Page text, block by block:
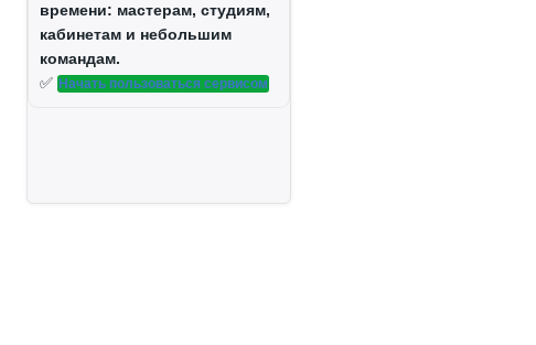
времени: мастерам, студиям,
кабинетам и небольшим
командам.
✅ Начать пользоваться сервисом